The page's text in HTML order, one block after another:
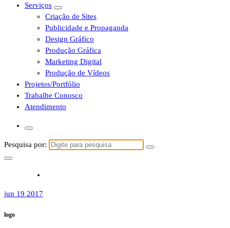
cidade de Sertãozinho, Ribeirão Preto e todo o Brasil
Serviços
Criação de Sites
Publicidade e Propaganda
Design Gráfico
Produção Gráfica
Marketing Digital
Produção de Vídeos
Projetos/Portfólio
Trabalhe Conosco
Atendimento
Pesquisa por:
jun 19 2017
logo